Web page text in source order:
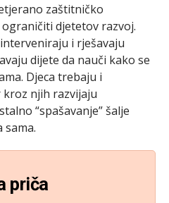
zaštitničko
djetetov razvoj.
i rješavaju
dijete da nauči kako se
Djeca trebaju i
njih razvijaju
“spašavanje” šalje
priča